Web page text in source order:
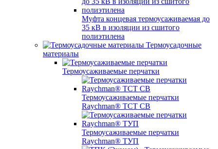
Муфта концевая термоусаживаемая до
35 кВ в изоляции из сшитого
полиэтилена
Термоусадочные
материалы
Термоусаживаемые перчатки
Термоусаживаемые перчатки
Raychman® TCT CB
Термоусаживаемые перчатки
Raychman® ТУП